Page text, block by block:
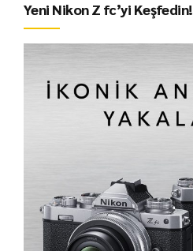
Yeni Nikon Z fc’yi Keşfedin!